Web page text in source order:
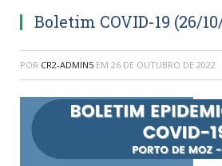
Boletim COVID-19 (26/
POR CR2-ADMIN5 EM 26 DE OUTUBRO DE 2022